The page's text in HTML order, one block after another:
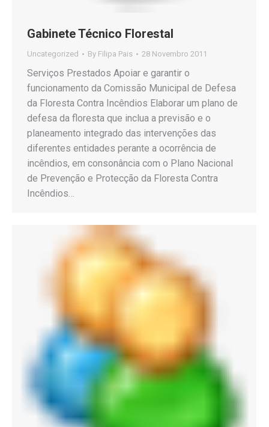
Gabinete Técnico Florestal
Uncategorized By Filipa Pais 28 Novembro 2011
Serviços Prestados Apoiar e garantir o
funcionamento da Comissão Municipal de Defesa
da Floresta Contra Incêndios Elaborar um plano de
defesa da floresta que inclua a previsão e o
planeamento integrado das intervenções das
diferentes entidades perante a ocorrência de
incêndios, em consonância com o Plano Nacional
de Prevenção e Protecção da Floresta Contra
Incêndios…